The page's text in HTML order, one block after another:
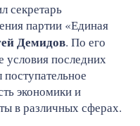
секретарь
партии «Единая
Демидов. По его
условия последних
экономики и
в различных сферах.